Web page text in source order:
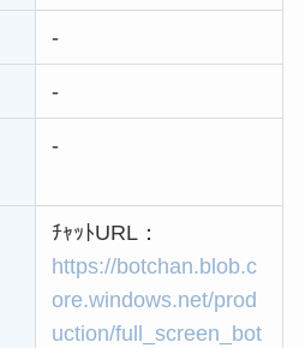
め！電話が繋がらな
い時の裏ワザ
解約できない？バロ
-
-
-
ﾁｬｯﾄURL：
https://botchan.blob.c
ore.windows.net/prod
uction/full_screen_bot